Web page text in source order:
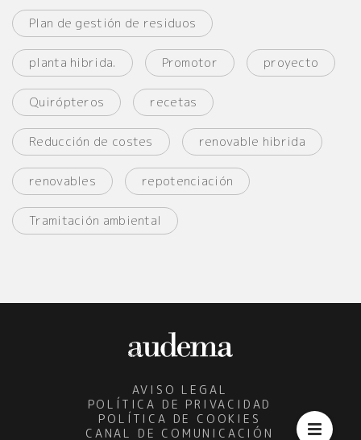
Plan de gestión de residuos
planta hibrida. Promotor proyecto
Quirópteros recetas
Reducción de costes renovable hibrida
renovables repotenciación
Tramitación ambiental
AVISO LEGAL
POLÍTICA DE PRIVACIDAD
POLÍTICA DE COOKIES
CANAL DE COMUNICACIÓN